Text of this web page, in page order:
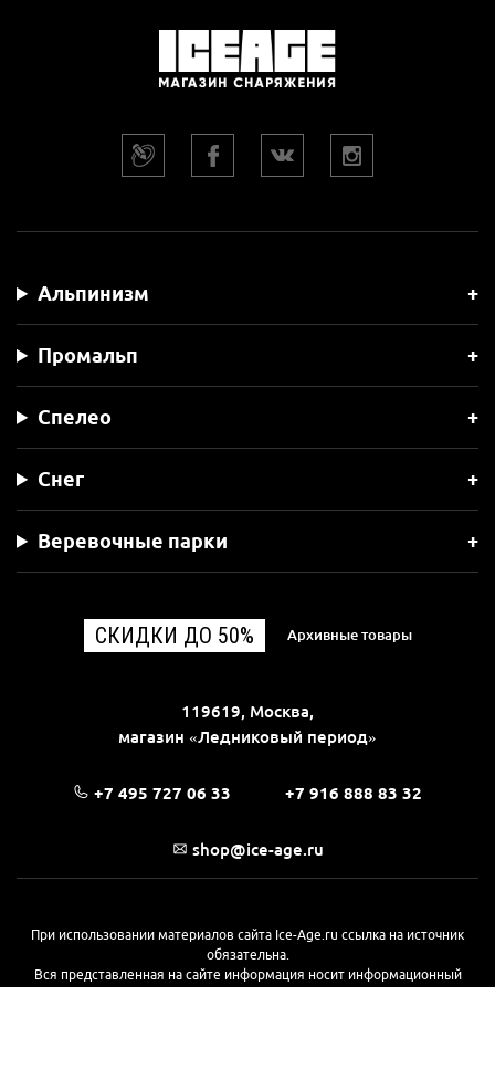
Альпинизм
Промальп
Спелео
Снег
Веревочные парки
СКИДКИ ДО 50% Архивные товары
119619, Москва,
магазин «Ледниковый период»
+7 495 727 06 33 +7 916 888 83 32
shop@ice-age.ru
При использовании материалов сайта Ice-Age.ru ссылка на источник
обязательна.
Вся представленная на сайте информация носит информационный